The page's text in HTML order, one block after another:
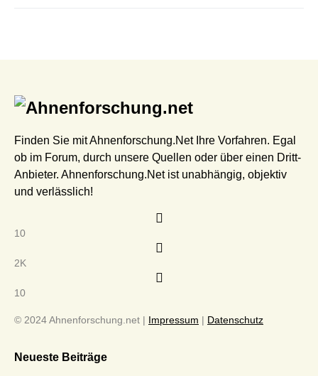
Finden Sie mit Ahnenforschung.Net Ihre Vorfahren. Egal
ob im Forum, durch unsere Quellen oder über einen Dritt-
Anbieter. Ahnenforschung.Net ist unabhängig, objektiv
und verlässlich!
10
2K
10
© 2024 Ahnenforschung.net | Impressum | Datenschutz
Neueste Beiträge